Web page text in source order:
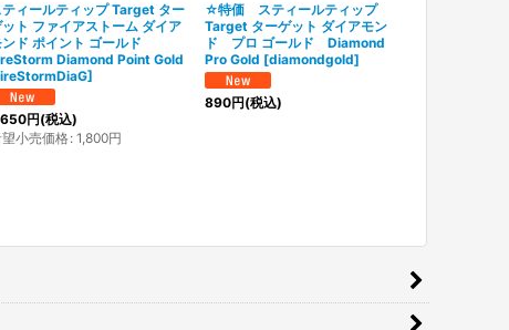
ティールティップ Target ター
ト ファイアストーム ダイア
ンド ポイント ゴールド
Diamond Point Gold
]
円(税込)
小売価格: 1,800円
☆特価 スティールティップ
Target ターゲット ダイアモン
ド プロ ゴールド Diamond
Pro Gold [diamondgold]
890円(税込)